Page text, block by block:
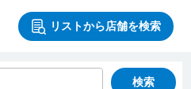
リストから店舗を検索
検索